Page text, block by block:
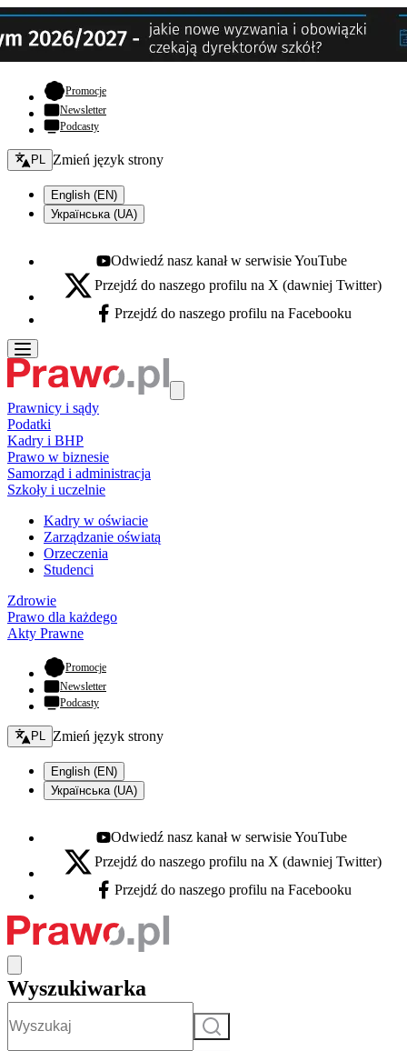
Promocje- otwiera się w nowej karcie
Newsletter
Podcasty
Zmień język - bieżący:
PL Zmień język strony
English (EN)
Українська (UA)
Youtube - otwiera się w nowej karcie
Odwiedź nasz kanał w serwisie YouTube
X - otwiera się w nowej karcie
Przejdź do naszego profilu na X (dawniej Twitter)
Facebook - otwiera się w nowej karcie
Przejdź do naszego profilu na Facebooku
Prawnicy i sądy
Podatki
Kadry i BHP
Prawo w biznesie
Samorząd i administracja
Szkoły i uczelnie
Kadry w oświacie
Zarządzanie oświatą
Orzeczenia
Studenci
Zdrowie
Prawo dla każdego
Akty Prawne
Promocje- otwiera się w nowej karcie
Newsletter
Podcasty
Zmień język - bieżący:
PL Zmień język strony
English (EN)
Українська (UA)
Youtube - otwiera się w nowej karcie
Odwiedź nasz kanał w serwisie YouTube
X - otwiera się w nowej karcie
Przejdź do naszego profilu na X (dawniej Twitter)
Facebook - otwiera się w nowej karcie
Przejdź do naszego profilu na Facebooku
Wyszukiwarka
Szukaj